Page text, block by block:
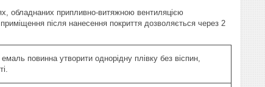
обладнаних припливно-витяжною вентиляцією
після нанесення покриття дозволяється через 2
повинна утворити однорідну плівку без віспин,